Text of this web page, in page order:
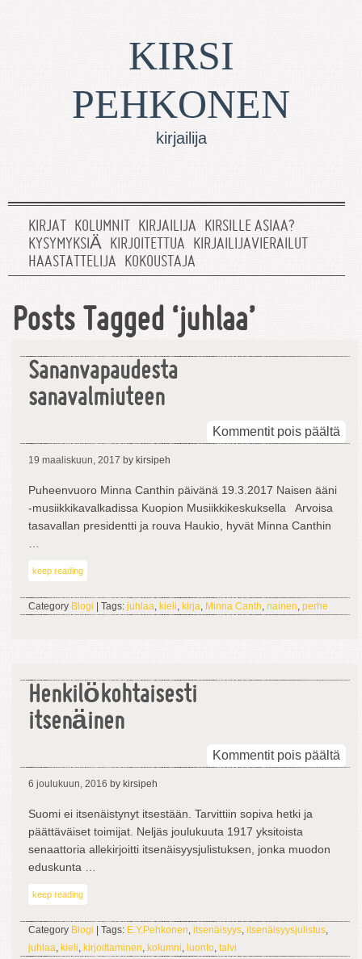
KIRSI
PEHKONEN
kirjailija
KIRJAT KOLUMNIT KIRJAILIJA KIRSILLE ASIAA?
KYSYMYKSIÄ KIRJOITETTUA KIRJAILIJAVIERAILUT
HAASTATTELIJA KOKOUSTAJA
Posts Tagged ‘juhlaa’
Sananvapaudesta
sanavalmiuteen
Kommentit pois päältä
19 maaliskuun, 2017 by kirsipeh
Puheenvuoro Minna Canthin päivänä 19.3.2017 Naisen ääni
-musiikkikavalkadissa Kuopion Musiikkikeskuksella Arvoisa
tasavallan presidentti ja rouva Haukio, hyvät Minna Canthin
keep reading
Category Blogi | Tags: juhlaa, kieli, kirja, Minna Canth, nainen, perhe
Henkilökohtaisesti
itsenäinen
Kommentit pois päältä
6 joulukuun, 2016 by kirsipeh
Suomi ei itsenäistynyt itsestään. Tarvittiin sopiva hetki ja
päättäväiset toimijat. Neljäs joulukuuta 1917 yksitoista
senaattoria allekirjoitti itsenäisyysjulistuksen, jonka muodon
eduskunta …
keep reading
Category Blogi | Tags: E.Y.Pehkonen, itsenäisyys, itsenäisyysjulistus,
juhlaa, kieli, kirjoittaminen, kolumni, luonto, talvi